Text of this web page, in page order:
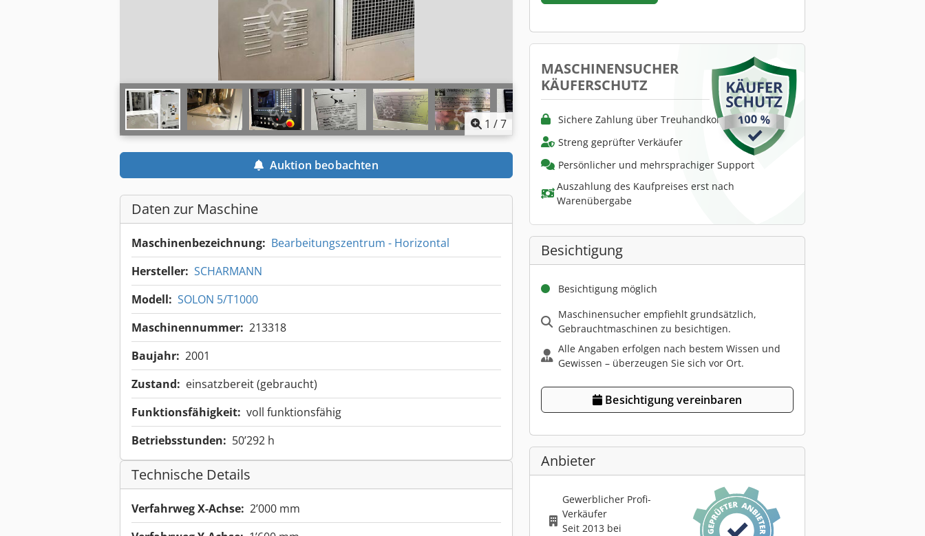
1 /7
Auktion beobachten
Daten zur Maschine
Maschinenbezeichnung: Bearbeitungszentrum - Horizontal
Hersteller: SCHARMANN
Modell: SOLON 5/T1000
Maschinennummer: 213318
Baujahr: 2001
Zustand: einsatzbereit (gebraucht)
Funktionsfähigkeit: voll funktionsfähig
Betriebsstunden: 50’292 h
Technische Details
Verfahrweg X-Achse: 2’000 mm
MASCHINENSUCHER
KÄUFERSCHUTZ
Sichere Zahlung über Treuhandkonto
Streng geprüfter Verkäufer
Persönlicher und mehrsprachiger Support
Auszahlung des Kaufpreises erst nach
Warenübergabe
Besichtigung
Besichtigung möglich
Maschinensucher empfiehlt grundsätzlich,
Gebrauchtmaschinen zu besichtigen.
Alle Angaben erfolgen nach bestem Wissen und
Gewissen – überzeugen Sie sich vor Ort.
Besichtigung vereinbaren
Anbieter
Gewerblicher Profi-
Verkäufer
Seit 2013 bei